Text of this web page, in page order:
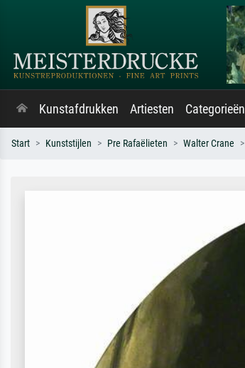
Kunstafdrukken Artiesten Categorieën
Start Kunststijlen Pre Rafaëlieten Walter Crane